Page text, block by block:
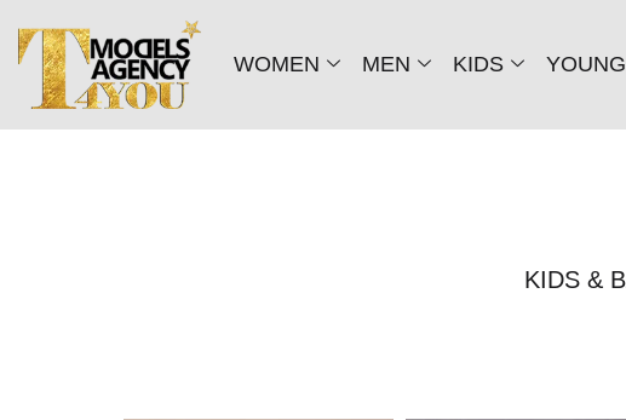
WOMEN MEN KIDS YOUNG